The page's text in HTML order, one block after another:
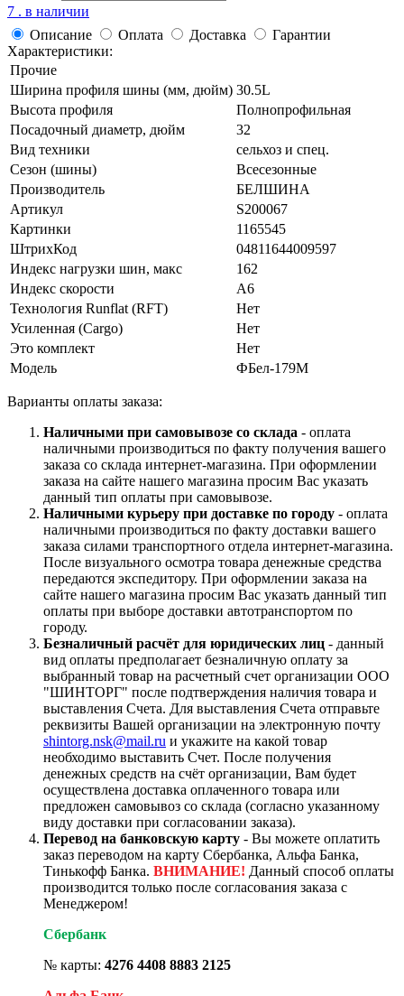
7 . в наличии
Описание
Оплата Доставка
Гарантии
Характеристики:
Прочие
Ширина профиля шины (мм, дюйм) 30.5L
Высота профиля
Полнопрофильная
Посадочный диаметр, дюйм
32
Вид техники
сельхоз и спец.
Сезон (шины)
Всесезонные
Производитель
БЕЛШИНА
Артикул
S200067
Картинки
1165545
ШтрихКод
04811644009597
Индекс нагрузки шин, макс
162
Индекс скорости
A6
Технология Runflat (RFT)
Нет
Усиленная (Cargo)
Нет
Это комплект
Нет
Модель
ФБел-179М
Варианты оплаты заказа:
Наличными при самовывозе со склада - оплата
наличными производиться по факту получения вашего
заказа со склада интернет-магазина. При оформлении
заказа на сайте нашего магазина просим Вас указать
данный тип оплаты при самовывозе.
Наличными курьеру при доставке по городу - оплата
наличными производиться по факту доставки вашего
заказа силами транспортного отдела интернет-магазина.
После визуального осмотра товара денежные средства
передаются экспедитору. При оформлении заказа на
сайте нашего магазина просим Вас указать данный тип
оплаты при выборе доставки автотранспортом по
городу.
Безналичный расчёт для юридических лиц - данный
вид оплаты предполагает безналичную оплату за
выбранный товар на расчетный счет организации ООО
"ШИНТОРГ" после подтверждения наличия товара и
выставления Счета. Для выставления Счета отправьте
реквизиты Вашей организации на электронную почту
shintorg.nsk@mail.ru и укажите на какой товар
необходимо выставить Счет. После получения
денежных средств на счёт организации, Вам будет
осуществлена доставка оплаченного товара или
предложен самовывоз со склада (согласно указанному
виду доставки при согласовании заказа).
Перевод на банковскую карту - Вы можете оплатить
заказ переводом на карту Сбербанка, Альфа Банка,
Тинькофф Банка. ВНИМАНИЕ! Данный способ оплаты
производится только после согласования заказа с
Менеджером!
Сбербанк
№ карты: 4276 4408 8883 2125